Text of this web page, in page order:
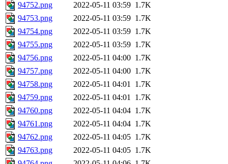
94752.png
2022-05-11 03:59 1.7K
94753.png
2022-05-11 03:59 1.7K
94754.png
2022-05-11 03:59 1.7K
94755.png
2022-05-11 03:59 1.7K
94756.png
2022-05-11 04:00 1.7K
94757.png
2022-05-11 04:00 1.7K
94758.png
2022-05-11 04:01 1.7K
94759.png
2022-05-11 04:01 1.7K
94760.png
2022-05-11 04:04 1.7K
94761.png
2022-05-11 04:04 1.7K
94762.png
2022-05-11 04:05 1.7K
94763.png
2022-05-11 04:05 1.7K